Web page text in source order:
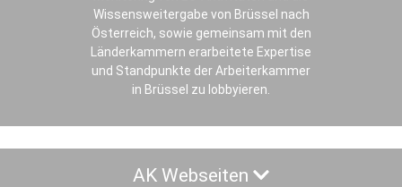
Wissensweitergabe von Brüssel nach
Österreich, sowie gemeinsam mit den
Länderkammern erarbeitete Expertise
und Standpunkte der Arbeiterkammer
in Brüssel zu lobbyieren.
AK Webseiten